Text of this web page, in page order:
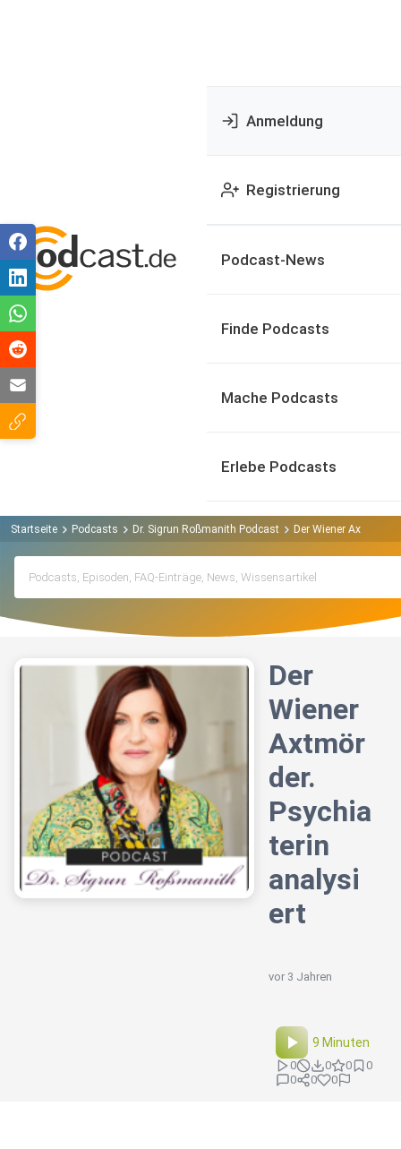
Anmeldung
Registrierung
Podcast-News
Finde Podcasts
Mache Podcasts
Erlebe Podcasts
Startseite Podcasts Dr. Sigrun Roßmanith Podcast Der Wiener
Der
Wiener
Axtmör
der.
Psychia
terin
analysi
ert
vor 3 Jahren
9 Minuten
0 0 0
0
0
0 0